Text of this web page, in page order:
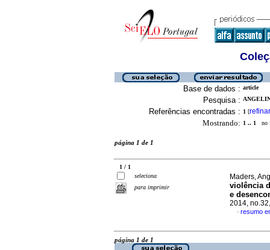
Base de dados : article
Pesquisa :
Referências encontradas : 1 [refinar
Mostrando: 1 .. 1 no
página 1 de 1
1 / 1
seleciona
para imprimir
Maders,
violência
e
2014,
· resumo
página 1 de 1